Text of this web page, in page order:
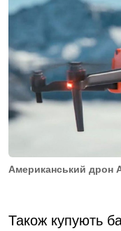
Американський дрон
Також купують